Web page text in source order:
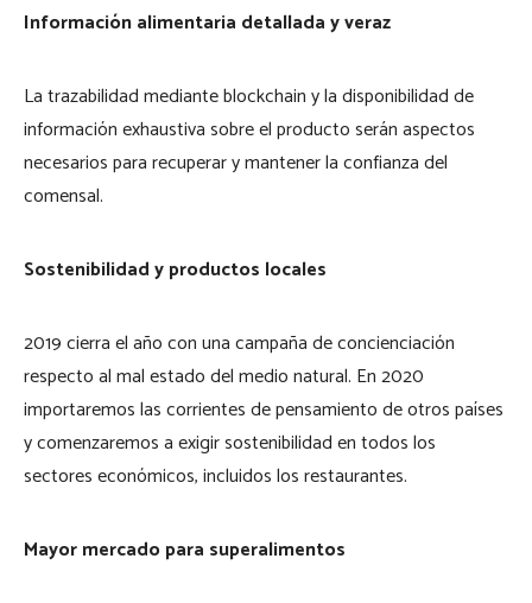
Información alimentaria detallada y veraz
La trazabilidad mediante blockchain y la disponibilidad de
información exhaustiva sobre el producto serán aspectos
necesarios para recuperar y mantener la confianza del
comensal.
Sostenibilidad y productos locales
2019 cierra el año con una campaña de concienciación
respecto al mal estado del medio natural. En 2020
importaremos las corrientes de pensamiento de otros países
y comenzaremos a exigir sostenibilidad en todos los
sectores económicos, incluidos los restaurantes.
Mayor mercado para superalimentos